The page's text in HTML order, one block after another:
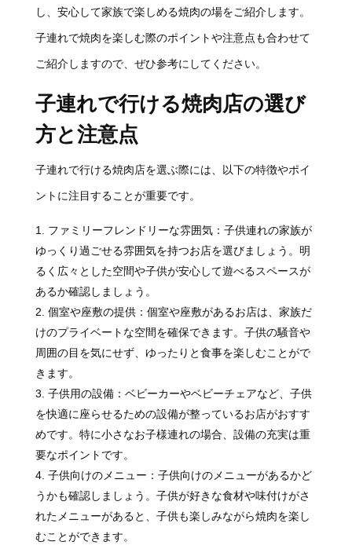
し、安心して家族で楽しめる焼肉の場をご紹介します。
子連れで焼肉を楽しむ際のポイントや注意点も合わせて
ご紹介しますので、ぜひ参考にしてください。
子連れで行ける焼肉店の選び
方と注意点
子連れで行ける焼肉店を選ぶ際には、以下の特徴やポイ
ントに注目することが重要です。
ファミリーフレンドリーな雰囲気：子供連れの家族が
ゆっくり過ごせる雰囲気を持つお店を選びましょう。明
るく広々とした空間や子供が安心して遊べるスペースが
あるか確認しましょう。
個室や座敷の提供：個室や座敷があるお店は、家族だ
けのプライベートな空間を確保できます。子供の騒音や
周囲の目を気にせず、ゆったりと食事を楽しむことがで
きます。
子供用の設備：ベビーカーやベビーチェアなど、子供
を快適に座らせるための設備が整っているお店がおすす
めです。特に小さなお子様連れの場合、設備の充実は重
要なポイントです。
子供向けのメニュー：子供向けのメニューがあるかど
うかも確認しましょう。子供が好きな食材や味付けがさ
れたメニューがあると、子供も楽しみながら焼肉を楽し
むことができます。